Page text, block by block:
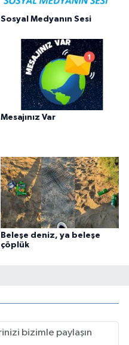
Sosyal Medyanın Sesi
Mesajınız Var
Beleşe deniz, ya beleşe
çöplük